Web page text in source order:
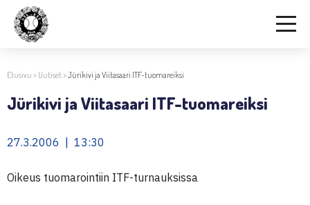
Etusivu > Uutiset>Jürikivi ja Viitasaari ITF-tuomareiksi
Jürikivi ja Viitasaari ITF-tuomareiksi
27.3.2006 | 13:30
Oikeus tuomarointiin ITF-turnauksissa